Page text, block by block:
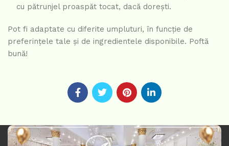
cu pătrunjel proaspăt tocat, dacă dorești.
Pot fi adaptate cu diferite umpluturi, în funcție de
preferințele tale și de ingredientele disponibile. Poftă
bună!